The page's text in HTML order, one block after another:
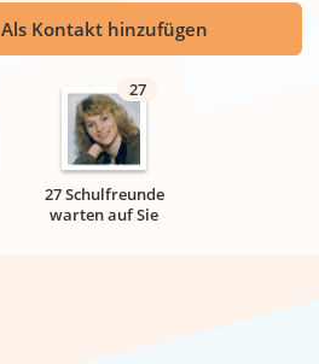
Als Kontakt hinzufügen
27
27 Schulfreunde
warten auf Sie